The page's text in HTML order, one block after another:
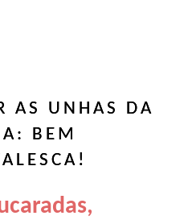
AS UNHAS DA
BEM